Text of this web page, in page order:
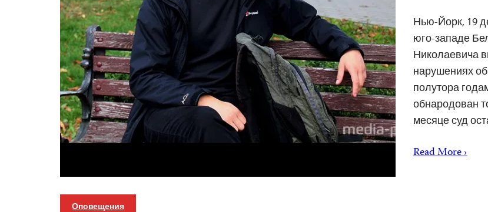
Нью-Йорк, 19
юго-западе
Николаевича
нарушениях
полутора
обнародован
месяце суд
Read More ›
Оповещения